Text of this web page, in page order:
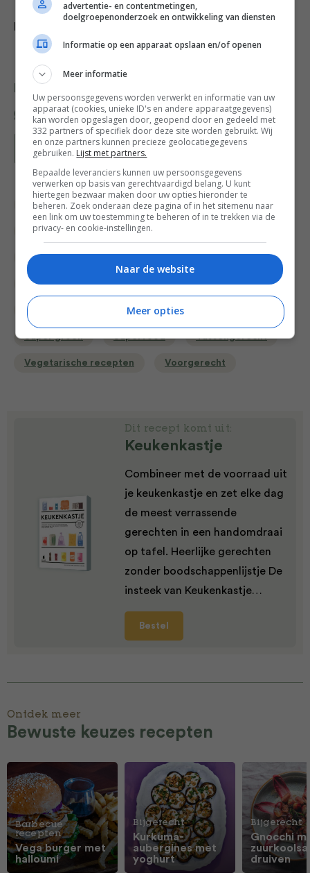
: vervang de spinazie door 400 g zwarte bonen uit
Bewaar recept
Bewuste keuzes Gangen
Groente recepten Hoofdgerecht
Lunch recepten
Meatless Monday Noten Overdag
Recepten Seizoen Soepen
Super groen Superfood Tussengerecht
Vegetarische recepten Voorgerecht
Dit recept komt uit:
Keukenkastje
Combineer met de voorraad uit
je keukenkastje en zet elke dag
de meest verrassende
gerechten in een handomdraai
op tafel. Heerlijke gerechten
zonder boodschappenlijstje De
insteek van Keukenkastje…
Bestel
Ontdek meer
Bewuste keuzes recepten
Barbecue
recepten
Vega burger met
halloumi
Bijgerecht
Kurkuma-
aubergines met
yoghurt
Bijgerecht
Gnocchi
druiven
advertentie- en contentmetingen,
doelgroepenonderzoek en ontwikkeling van diensten
Informatie op een apparaat opslaan en/of openen
Meer informatie
Uw persoonsgegevens worden verwerkt en informatie van uw
apparaat (cookies, unieke ID's en andere apparaatgegevens)
kan worden opgeslagen door, geopend door en gedeeld met
332 partners of specifiek door deze site worden gebruikt. Wij
en onze partners kunnen precieze geolocatiegegevens
gebruiken. Lijst met partners.
Bepaalde leveranciers kunnen uw persoonsgegevens
verwerken op basis van gerechtvaardigd belang. U kunt
hiertegen bezwaar maken door uw opties hieronder te
beheren. Zoek onderaan deze pagina of in het sitemenu naar
een link om uw toestemming te beheren of in te trekken via de
privacy- en cookie-instellingen.
Naar de website
Meer opties